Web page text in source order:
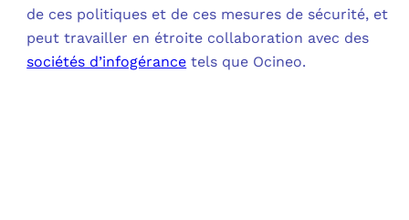
de ces politiques et de ces mesures de sécurité, et
peut travailler en étroite collaboration avec des
sociétés d’infogérance tels que Ocineo.